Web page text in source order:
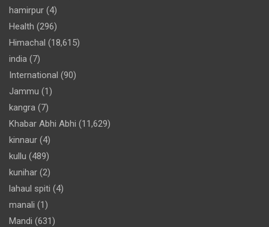
hamirpur (4)
Health (296)
Himachal (18,615)
india (7)
International (90)
Jammu (1)
kangra (7)
Khabar Abhi Abhi (11,629)
kinnaur (4)
kullu (489)
kunihar (2)
lahaul spiti (4)
manali (1)
Mandi (631)